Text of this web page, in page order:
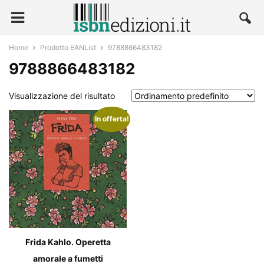
Home Prodotto EANList 9788866483182
9788866483182
Visualizzazione del risultato
In offerta!
Frida Kahlo. Operetta
amorale a fumetti